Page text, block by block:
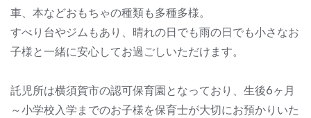
車、本などおもちゃの種類も多種多様。
すべり台やジムもあり、晴れの日でも雨の日でも小さなお
子様と一緒に安心してお過ごしいただけます。
託児所は横須賀市の認可保育園となっており、生後6ヶ月
～小学校入学までのお子様を保育士が大切にお預かりいた